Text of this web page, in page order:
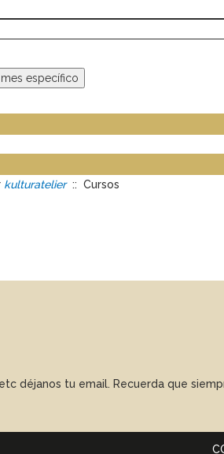
mes específico
kulturatelier:: Cursos
déjanos tu email. Recuerda que